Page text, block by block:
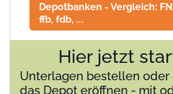
Depotbanken - Vergleich:
ffb, fdb, ...
Hier jetzt
Unterlagen bestellen
das Depot eröffnen - mit